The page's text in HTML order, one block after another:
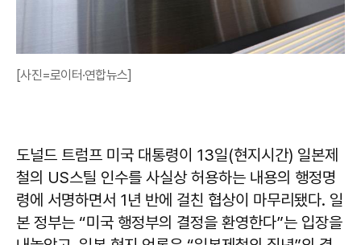
[사진=로이터·연합뉴스]
도널드 트럼프 미국 대통령이 13일(현지시간) 일본제
철의 US스틸 인수를 사실상 허용하는 내용의 행정명
령에 서명하면서 1년 반에 걸친 협상이 마무리됐다. 일
본 정부는 “미국 행정부의 결정을 환영한다”는 입장을